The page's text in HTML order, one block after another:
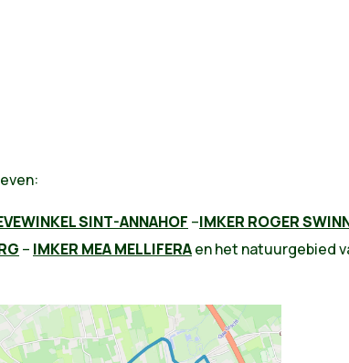
SINT-ANNAHOF –IMKER ROGER
– IMKER MEA MELLIFERAen het natuurgebied